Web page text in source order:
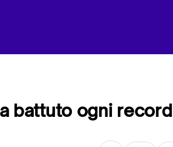
battuto ogni record